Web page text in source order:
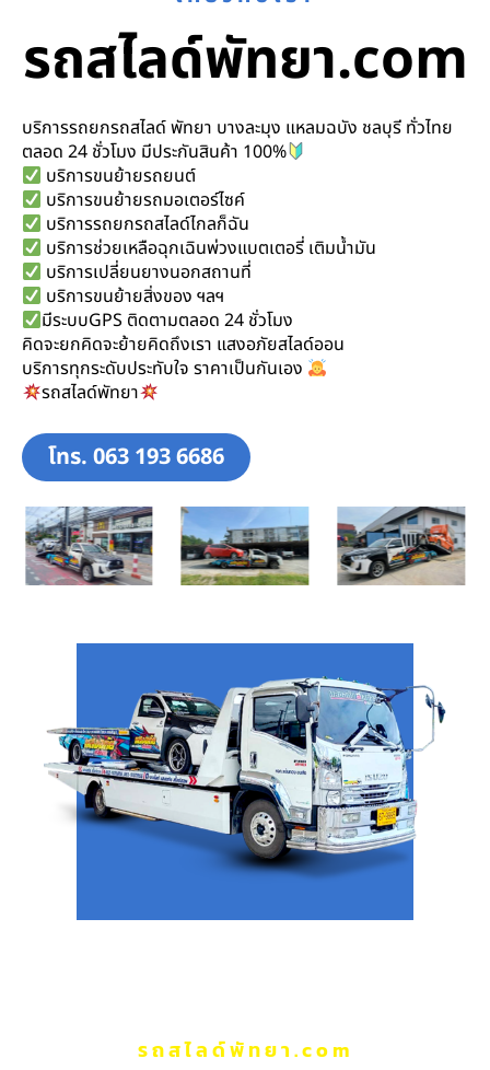
รถสไลด์พัทยา.com
บริการรถยกรถสไลด์ พัทยา บางละมุง แหลมฉบัง ชลบุรี ทั่วไทย
ตลอด 24 ชั่วโมง มีประกันสินค้า 100%
บริการขนย้ายรถยนต์
บริการขนย้ายรถมอเตอร์ไซค์
บริการรถยกรถสไลด์ไกลก็ฉัน
บริการช่วยเหลือฉุกเฉินพ่วงแบตเตอรี่ เติมน้ำมัน
บริการเปลี่ยนยางนอกสถานที่
บริการขนย้ายสิ่งของ ฯลฯ
มีระบบGPS ติดตามตลอด 24 ชั่วโมง
คิดจะยกคิดจะย้ายคิดถึงเรา แสงอภัยสไลด์ออน
บริการทุกระดับประทับใจ ราคาเป็นกันเอง
รถสไลด์พัทยา
โทร. 063 193 6686
รถสไลด์พัทยา.com